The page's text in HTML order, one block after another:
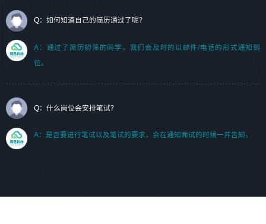
Q：如何知道自己的简历通过了呢？
A：通过了简历初筛的同学，我们会及时的以邮件/电话的形式通知到
位。
Q：什么岗位会安排笔试？
A：是否要进行笔试以及笔试的要求，会在通知面试的时候一并告知。